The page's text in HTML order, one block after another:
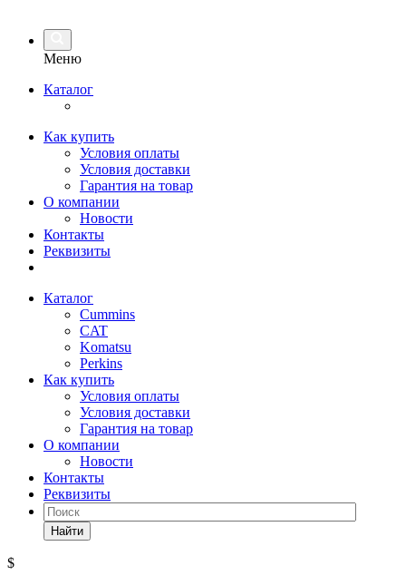
Меню
Каталог
Как купить
Условия оплаты
Условия доставки
Гарантия на товар
О компании
Новости
Контакты
Реквизиты
Каталог
Cummins
CAT
Komatsu
Perkins
Как купить
Условия оплаты
Условия доставки
Гарантия на товар
О компании
Новости
Контакты
Реквизиты
Найти
$